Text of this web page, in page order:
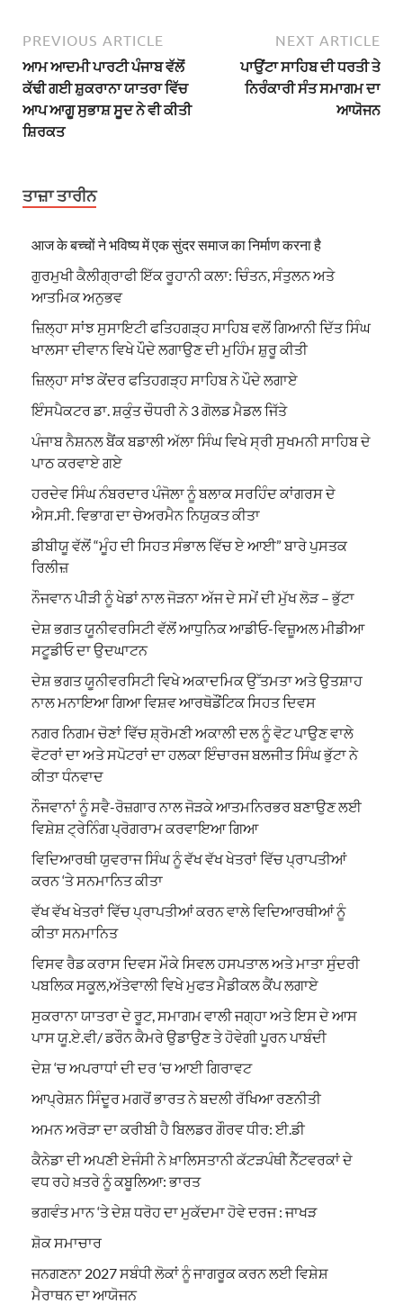
PREVIOUS ARTICLE
ਆਮ ਆਦਮੀ ਪਾਰਟੀ ਪੰਜਾਬ ਵੱਲੋਂ
ਕੱਢੀ ਗਈ ਸ਼ੁਕਰਾਨਾ ਯਾਤਰਾ ਵਿੱਚ
ਆਪ ਆਗੂ ਸੁਭਾਸ਼ ਸੂਦ ਨੇ ਵੀ ਕੀਤੀ
ਸ਼ਿਰਕਤ
NEXT ARTICLE
ਪਾਉਂਟਾ ਸਾਹਿਬ ਦੀ ਧਰਤੀ ਤੇ
ਨਿਰੰਕਾਰੀ ਸੰਤ ਸਮਾਗਮ ਦਾ
ਆਯੋਜਨ
ਤਾਜ਼ਾ ਤਾਰੀਨ
आज के बच्चों ने भविष्य में एक सुंदर समाज का निर्माण करना है
ਗੁਰਮੁਖੀ ਕੈਲੀਗ੍ਰਾਫੀ ਇੱਕ ਰੂਹਾਨੀ ਕਲਾ: ਚਿੰਤਨ, ਸੰਤੁਲਨ ਅਤੇ
ਆਤਮਿਕ ਅਨੁਭਵ
ਜ਼ਿਲ੍ਹਾ ਸਾਂਝ ਸੁਸਾਇਟੀ ਫਤਿਹਗੜ੍ਹ ਸਾਹਿਬ ਵਲੋਂ ਗਿਆਨੀ ਦਿੱਤ ਸਿੰਘ
ਖਾਲਸਾ ਦੀਵਾਨ ਵਿਖੇ ਪੌਦੇ ਲਗਾਉਣ ਦੀ ਮੁਹਿੰਮ ਸ਼ੁਰੂ ਕੀਤੀ
ਜ਼ਿਲ੍ਹਾ ਸਾਂਝ ਕੇਂਦਰ ਫਤਿਹਗੜ੍ਹ ਸਾਹਿਬ ਨੇ ਪੌਦੇ ਲਗਾਏ
ਇੰਸਪੈਕਟਰ ਡਾ. ਸ਼ਕੁੰਤ ਚੌਧਰੀ ਨੇ 3 ਗੋਲਡ ਮੈਡਲ ਜਿੱਤੇ
ਪੰਜਾਬ ਨੈਸ਼ਨਲ ਬੈਂਕ ਬਡਾਲੀ ਅੱਲਾ ਸਿੰਘ ਵਿਖੇ ਸ੍ਰੀ ਸੁਖਮਨੀ ਸਾਹਿਬ ਦੇ
ਪਾਠ ਕਰਵਾਏ ਗਏ
ਹਰਦੇਵ ਸਿੰਘ ਨੰਬਰਦਾਰ ਪੰਜੋਲਾ ਨੂੰ ਬਲਾਕ ਸਰਹਿੰਦ ਕਾਂਗਰਸ ਦੇ
ਐਸ.ਸੀ. ਵਿਭਾਗ ਦਾ ਚੇਅਰਮੈਨ ਨਿਯੁਕਤ ਕੀਤਾ
ਡੀਬੀਯੂ ਵੱਲੋਂ “ਮੂੰਹ ਦੀ ਸਿਹਤ ਸੰਭਾਲ ਵਿੱਚ ਏ ਆਈ” ਬਾਰੇ ਪੁਸਤਕ
ਰਿਲੀਜ਼
ਨੌਜਵਾਨ ਪੀੜੀ ਨੂੰ ਖੇਡਾਂ ਨਾਲ ਜੋੜਨਾ ਅੱਜ ਦੇ ਸਮੇਂ ਦੀ ਮੁੱਖ ਲੋੜ – ਭੁੱਟਾ
ਦੇਸ਼ ਭਗਤ ਯੂਨੀਵਰਸਿਟੀ ਵੱਲੋਂ ਆਧੁਨਿਕ ਆਡੀਓ-ਵਿਜ਼ੂਅਲ ਮੀਡੀਆ
ਸਟੂਡੀਓ ਦਾ ਉਦਘਾਟਨ
ਦੇਸ਼ ਭਗਤ ਯੂਨੀਵਰਸਿਟੀ ਵਿਖੇ ਅਕਾਦਮਿਕ ਉੱਤਮਤਾ ਅਤੇ ਉਤਸ਼ਾਹ
ਨਾਲ ਮਨਾਇਆ ਗਿਆ ਵਿਸ਼ਵ ਆਰਥੋਡੌਂਟਿਕ ਸਿਹਤ ਦਿਵਸ
ਨਗਰ ਨਿਗਮ ਚੋਣਾਂ ਵਿੱਚ ਸ਼੍ਰੋਮਣੀ ਅਕਾਲੀ ਦਲ ਨੂੰ ਵੋਟ ਪਾਉਣ ਵਾਲੇ
ਵੋਟਰਾਂ ਦਾ ਅਤੇ ਸਪੋਟਰਾਂ ਦਾ ਹਲਕਾ ਇੰਚਾਰਜ ਬਲਜੀਤ ਸਿੰਘ ਭੁੱਟਾ ਨੇ
ਕੀਤਾ ਧੰਨਵਾਦ
ਨੌਜਵਾਨਾਂ ਨੂੰ ਸਵੈ-ਰੋਜ਼ਗਾਰ ਨਾਲ ਜੋੜਕੇ ਆਤਮਨਿਰਭਰ ਬਣਾਉਣ ਲਈ
ਵਿਸ਼ੇਸ਼ ਟ੍ਰੇਨਿੰਗ ਪ੍ਰੋਗਰਾਮ ਕਰਵਾਇਆ ਗਿਆ
ਵਿਦਿਆਰਥੀ ਯੁਵਰਾਜ ਸਿੰਘ ਨੂੰ ਵੱਖ ਵੱਖ ਖੇਤਰਾਂ ਵਿੱਚ ਪ੍ਰਾਪਤੀਆਂ
ਕਰਨ ‘ਤੇ ਸਨਮਾਨਿਤ ਕੀਤਾ
ਵੱਖ ਵੱਖ ਖੇਤਰਾਂ ਵਿੱਚ ਪ੍ਰਾਪਤੀਆਂ ਕਰਨ ਵਾਲੇ ਵਿਦਿਆਰਥੀਆਂ ਨੂੰ
ਕੀਤਾ ਸਨਮਾਨਿਤ
ਵਿਸਵ ਰੈਡ ਕਰਾਸ ਦਿਵਸ ਮੌਕੇ ਸਿਵਲ ਹਸਪਤਾਲ ਅਤੇ ਮਾਤਾ ਸੁੰਦਰੀ
ਪਬਲਿਕ ਸਕੂਲ,ਅੱਤੇਵਾਲੀ ਵਿਖੇ ਮੁਫਤ ਮੈਡੀਕਲ ਕੈਂਪ ਲਗਾਏ
ਸੁਕਰਾਨਾ ਯਾਤਰਾ ਦੇ ਰੂਟ, ਸਮਾਗਮ ਵਾਲੀ ਜਗ੍ਹਾ ਅਤੇ ਇਸ ਦੇ ਆਸ
ਪਾਸ ਯੂ.ਏ.ਵੀ/ ਡਰੌਨ ਕੈਮਰੇ ਉਡਾਉਣ ਤੇ ਹੋਵੇਗੀ ਪੂਰਨ ਪਾਬੰਦੀ
ਦੇਸ਼ ‘ਚ ਅਪਰਾਧਾਂ ਦੀ ਦਰ ‘ਚ ਆਈ ਗਿਰਾਵਟ
ਆਪ੍ਰੇਸ਼ਨ ਸਿੰਦੂਰ ਮਗਰੋਂ ਭਾਰਤ ਨੇ ਬਦਲੀ ਰੱਖਿਆ ਰਣਨੀਤੀ
ਅਮਨ ਅਰੋੜਾ ਦਾ ਕਰੀਬੀ ਹੈ ਬਿਲਡਰ ਗੌਰਵ ਧੀਰ: ਈ.ਡੀ
ਕੈਨੇਡਾ ਦੀ ਅਪਣੀ ਏਜੰਸੀ ਨੇ ਖ਼ਾਲਿਸਤਾਨੀ ਕੱਟੜਪੰਥੀ ਨੈੱਟਵਰਕਾਂ ਦੇ
ਵਧ ਰਹੇ ਖ਼ਤਰੇ ਨੂੰ ਕਬੂਲਿਆ: ਭਾਰਤ
ਭਗਵੰਤ ਮਾਨ ‘ਤੇ ਦੇਸ਼ ਧਰੋਹ ਦਾ ਮੁਕੱਦਮਾ ਹੋਵੇ ਦਰਜ : ਜਾਖੜ
ਸ਼ੋਕ ਸਮਾਚਾਰ
ਜਨਗਣਨਾ 2027 ਸਬੰਧੀ ਲੋਕਾਂ ਨੂੰ ਜਾਗਰੂਕ ਕਰਨ ਲਈ ਵਿਸ਼ੇਸ਼
ਮੈਰਾਥਨ ਦਾ ਆਯੋਜਨ